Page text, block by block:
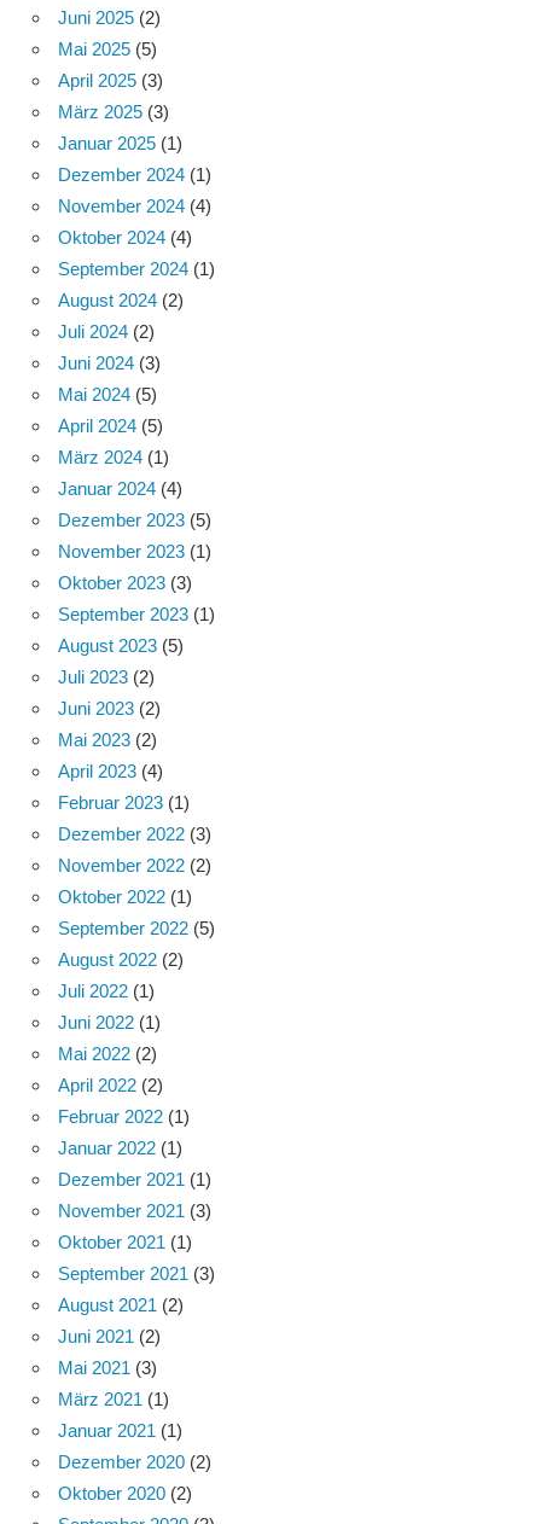
Juni 2025 (2)
Mai 2025 (5)
April 2025 (3)
März 2025 (3)
Januar 2025 (1)
Dezember 2024 (1)
November 2024 (4)
Oktober 2024 (4)
September 2024 (1)
August 2024 (2)
Juli 2024 (2)
Juni 2024 (3)
Mai 2024 (5)
April 2024 (5)
März 2024 (1)
Januar 2024 (4)
Dezember 2023 (5)
November 2023 (1)
Oktober 2023 (3)
September 2023 (1)
August 2023 (5)
Juli 2023 (2)
Juni 2023 (2)
Mai 2023 (2)
April 2023 (4)
Februar 2023 (1)
Dezember 2022 (3)
November 2022 (2)
Oktober 2022 (1)
September 2022 (5)
August 2022 (2)
Juli 2022 (1)
Juni 2022 (1)
Mai 2022 (2)
April 2022 (2)
Februar 2022 (1)
Januar 2022 (1)
Dezember 2021 (1)
November 2021 (3)
Oktober 2021 (1)
September 2021 (3)
August 2021 (2)
Juni 2021 (2)
Mai 2021 (3)
März 2021 (1)
Januar 2021 (1)
Dezember 2020 (2)
Oktober 2020 (2)